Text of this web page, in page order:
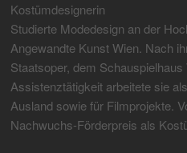
Kostümdesignerin
Studierte Modedesign an der
Angewandte Kunst Wien. Nach
Staatsoper, dem
Assistenztätigkeit arbeitete sie
Ausland sowie für Filmprojekte.
Nachwuchs-Förderpreis als